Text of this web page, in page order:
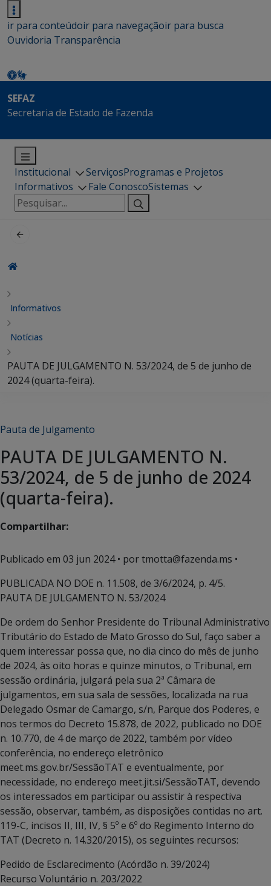
ir para conteúdoir para navegaçãoir para busca
Ouvidoria Transparência
SEFAZ
Secretaria de Estado de Fazenda
Institucional ServiçosProgramas e Projetos
Informativos
Fale ConoscoSistemas
Pesquisar
por:
Informativos
Notícias
PAUTA DE JULGAMENTO N. 53/2024, de 5 de junho de
2024 (quarta-feira).
Pauta de Julgamento
PAUTA DE JULGAMENTO N.
53/2024, de 5 de junho de 2024
(quarta-feira).
Compartilhar:
Publicado em 03 jun 2024• por tmotta@fazenda.ms •
PUBLICADA NO DOE n. 11.508, de 3/6/2024, p. 4/5.
PAUTA DE JULGAMENTO N. 53/2024
De ordem do Senhor Presidente do Tribunal Administrativo
Tributário do Estado de Mato Grosso do Sul, faço saber a
quem interessar possa que, no dia cinco do mês de junho
de 2024, às oito horas e quinze minutos, o Tribunal, em
sessão ordinária, julgará pela sua 2ª Câmara de
julgamentos, em sua sala de sessões, localizada na rua
Delegado Osmar de Camargo, s/n, Parque dos Poderes, e
nos termos do Decreto 15.878, de 2022, publicado no DOE
n. 10.770, de 4 de março de 2022, também por vídeo
conferência, no endereço eletrônico
meet.ms.gov.br/SessãoTAT e eventualmente, por
necessidade, no endereço meet.jit.si/SessãoTAT, devendo
os interessados em participar ou assistir à respectiva
sessão, observar, também, as disposições contidas no art.
119-C, incisos II, III, IV, § 5º e 6º do Regimento Interno do
TAT (Decreto n. 14.320/2015), os seguintes recursos:
Pedido de Esclarecimento (Acórdão n. 39/2024)
Recurso Voluntário n. 203/2022